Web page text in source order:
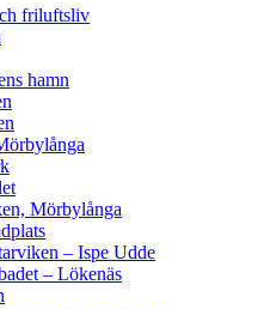
friluftsliv
hamn
Mörbylånga
– Ispe Udde
– Lökenäs